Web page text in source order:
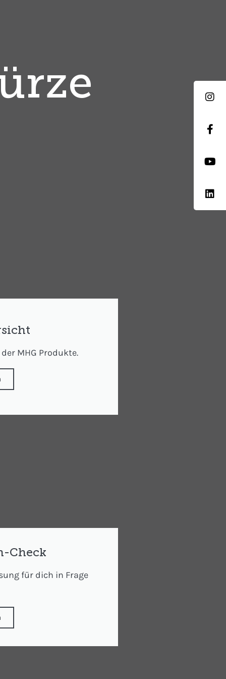
MHG Produkte.
Check
für dich in Frage